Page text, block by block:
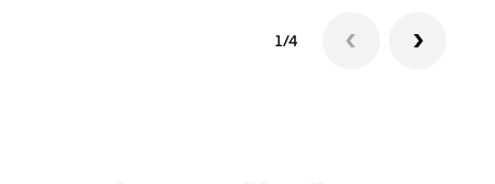
1/4